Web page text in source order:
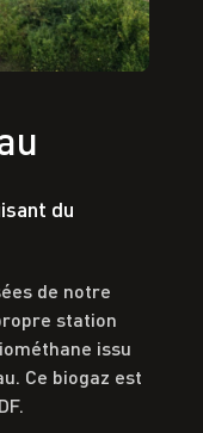
du
de notre
station
issu
Ce biogaz est